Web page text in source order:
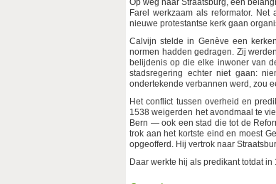
Op weg naar Straatsburg, een
Farel werkzaam als reformator.
nieuwe protestantse kerk gaan
Calvijn stelde in Genève een
normen hadden gedragen. Zij
belijdenis op die elke inwoner van
stadsregering echter niet gaan:
ondertekende verbannen werd, zou
Het conflict tussen overheid en
1538 weigerden het avondmaal te
Bern — ook een stad die tot de
trok aan het kortste eind en moest
opgeofferd. Hij vertrok naar
Daar werkte hij als predikant totdat